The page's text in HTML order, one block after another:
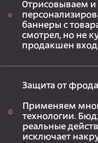
Отрисовываем и
баннеры с
смотрел, но не
продакшен
Защита от фрода
Применяем
технологии.
реальные
исключает